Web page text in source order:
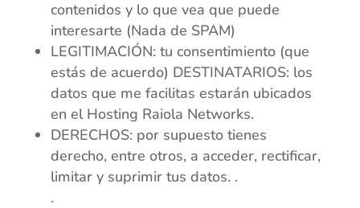
contenidos y lo que vea que puede
interesarte (Nada de SPAM)
LEGITIMACIÓN: tu consentimiento (que
estás de acuerdo) DESTINATARIOS: los
datos que me facilitas estarán ubicados
en el Hosting Raiola Networks.
DERECHOS: por supuesto tienes
derecho, entre otros, a acceder, rectificar,
limitar y suprimir tus datos. .
.